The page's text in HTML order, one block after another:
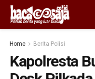
Home Berita Polisi
Kapolresta